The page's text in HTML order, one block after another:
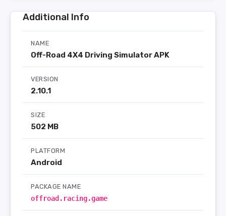
Additional Info
NAME
Off-Road 4X4 Driving Simulator APK
VERSION
2.10.1
SIZE
502 MB
PLATFORM
Android
PACKAGE NAME
offroad.racing.game